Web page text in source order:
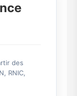
des
RNIC,